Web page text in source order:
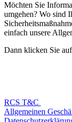
Möchten Sie
umgehen? Wo sind
einfach unsere
Dann klicken Sie
RCS T&C
Allgemeinen